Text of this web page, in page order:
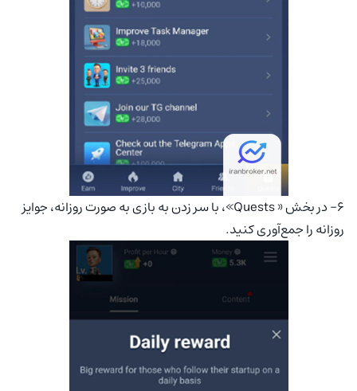
۶- در بخش « Quests»، با سر زدن به بازی به صورت روزانه، جوایز
روزانه را جمع‌آوری کنید.